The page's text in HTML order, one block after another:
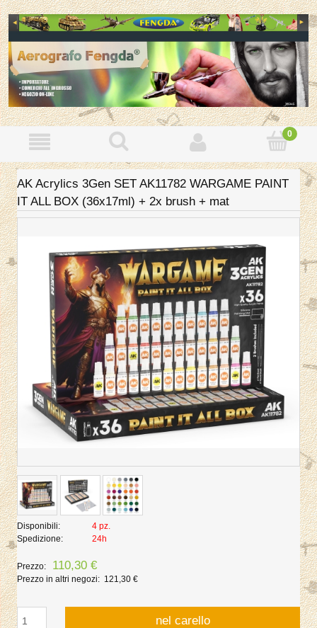
AK Acrylics 3Gen SET AK11782 WARGAME PAINT
IT ALL BOX (36x17ml) + 2x brush + mat
Disponibili:
4 pz.
Spedizione:
24h
Prezzo: 110,30 €
Prezzo in altri negozi: 121,30 €
nel carello